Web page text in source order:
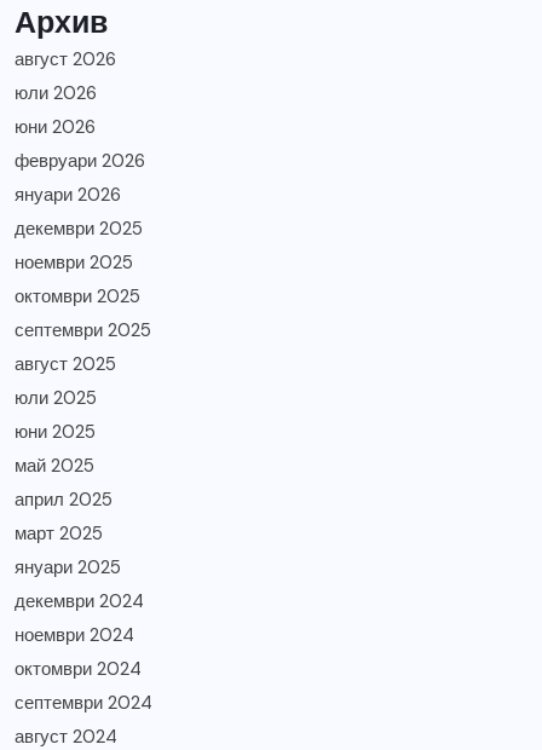
Архив
август 2026
юли 2026
юни 2026
февруари 2026
януари 2026
декември 2025
ноември 2025
октомври 2025
септември 2025
август 2025
юли 2025
юни 2025
май 2025
април 2025
март 2025
януари 2025
декември 2024
ноември 2024
октомври 2024
септември 2024
август 2024